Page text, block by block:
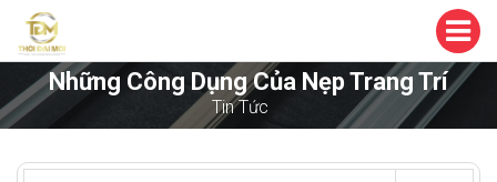
Những Công Dụng Của Nẹp Trang Trí
Tin Tức